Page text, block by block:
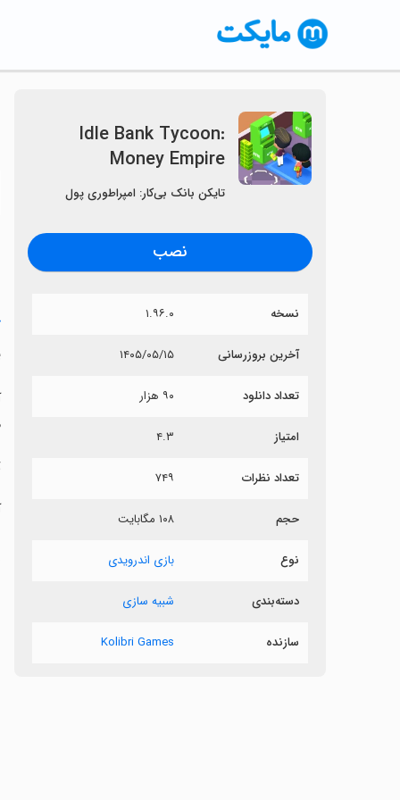
Idle Bank Tycoon:
Money Empire
تایکن بانک بی‌کار: امپراطوری پول
نصب
نسخه ۱.۹۶.۰
آخرین بروزرسانی ۱۴۰۵/۰۵/۱۵
تعداد دانلود ۹۰ هزار
امتیاز ۴.۳
تعداد نظرات ۷۴۹
حجم ۱۰۸ مگابایت
نوع بازی اندرویدی
دسته‌بندی شبیه سازی
سازنده Kolibri Games